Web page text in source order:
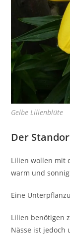
Gelbe Lilienblüte
Der
Lilien wollen mit
warm und
Eine
Lilien benötigen
Nässe ist jedoch